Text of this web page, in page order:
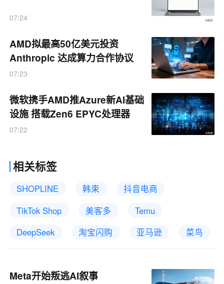
07/24
AMD拟最高50亿美元投资
Anthropic 达成算力合作协议
07/23
微软携手AMD推Azure新AI基础
设施 搭载Zen6 EPYC处理器
07/22
相关标签
SHOPLINE 韩束
抖音电商
TikTok Shop
美客多
Temu
DeepSeek
淘宝闪购 亚马逊 菜鸟
Meta开始叛逃AI叙事